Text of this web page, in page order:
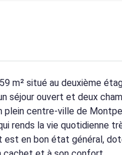
m² situé au deuxième
séjour ouvert et deux
plein centre-ville de
rends la vie quotidienne
est en bon état général,